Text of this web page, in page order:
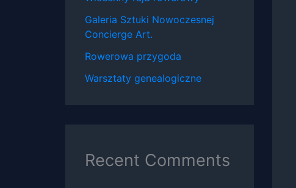
Galeria Sztuki Nowoczesnej
Concierge Art.
Rowerowa przygoda
Warsztaty genealogiczne
Recent Comments